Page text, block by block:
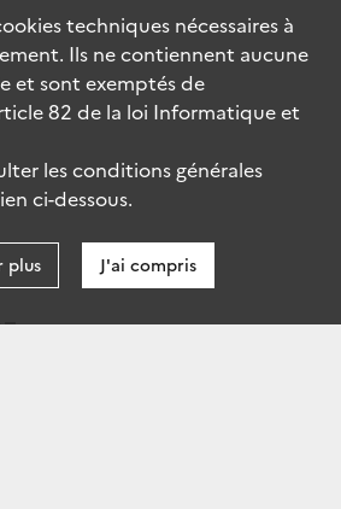
techniques nécessaires à
Ils ne contiennent aucune
et sont exemptés de
82 de la loi Informatique et
les conditions générales
ci-dessous.
plus J'ai compris